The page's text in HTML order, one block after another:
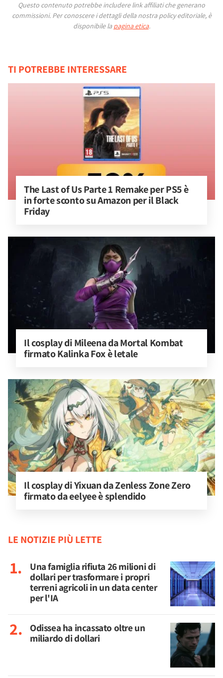
Questo contenuto potrebbe includere link affiliati che generano
commissioni. Per conoscere i dettagli della nostra policy editoriale, è
disponibile la pagina etica.
TI POTREBBE INTERESSARE
The Last of Us Parte 1 Remake per PS5 è
in forte sconto su Amazon per il Black
Friday
Il cosplay di Mileena da Mortal Kombat
firmato Kalinka Fox è letale
Il cosplay di Yixuan da Zenless Zone Zero
firmato da eelyee è splendido
LE NOTIZIE PIÙ LETTE
Una famiglia rifiuta 26 milioni di
dollari per trasformare i propri
terreni agricoli in un data center
per l'IA
Odissea ha incassato oltre un
miliardo di dollari